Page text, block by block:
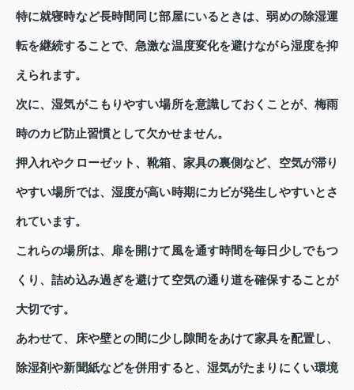
特に就寝時など長時間同じ部屋にいるときは、弱めの除湿運
転を継続することで、急激な温度変化を避けながら湿度を抑
えられます。
次に、湿気がこもりやすい場所を意識しておくことが、梅雨
時のカビ防止習慣として欠かせません。
押入れやクローゼット、靴箱、家具の裏側など、空気が滞り
やすい場所では、湿度が高い時期にカビが発生しやすいとさ
れています。
これらの場所は、扉を開けて風を通す時間を毎日少しでもつ
くり、詰め込み過ぎを避けて空気の通り道を確保することが
大切です。
あわせて、床や壁との間に少し隙間をあけて家具を配置し、
除湿剤や新聞紙などを併用すると、湿気がたまりにくい環境